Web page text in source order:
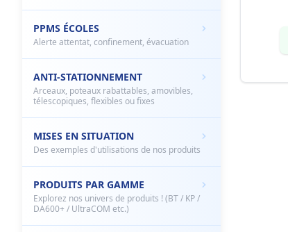
PPMS ÉCOLES
Alerte attentat, confinement, évacuation
ANTI-STATIONNEMENT
Arceaux, poteaux rabattables, amovibles,
télescopiques, flexibles ou fixes
MISES EN SITUATION
Des exemples d'utilisations de nos produits
PRODUITS PAR GAMME
Explorez nos univers de produits ! (BT / KP /
DA600+ / UltraCOM etc.)